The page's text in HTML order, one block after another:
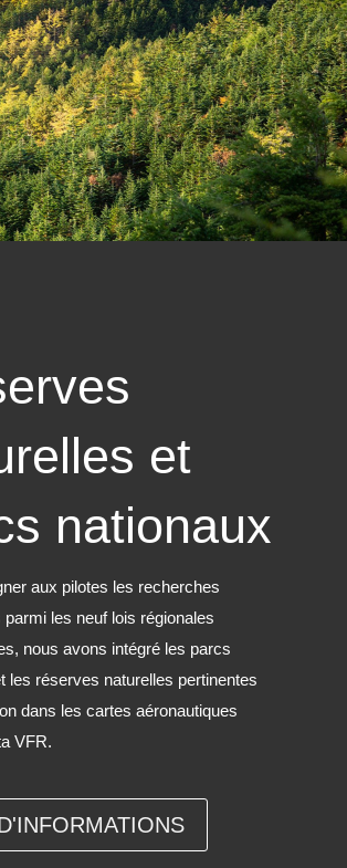
et
nationaux
aux pilotes les recherches
parmi les neuf lois régionales
nous avons intégré les parcs
les réserves naturelles pertinentes
dans les cartes aéronautiques
VFR.